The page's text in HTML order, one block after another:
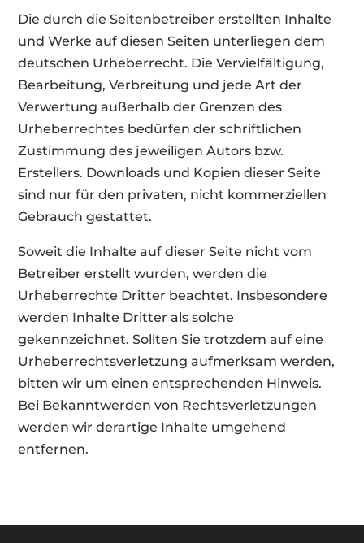
Die durch die Seitenbetreiber erstellten Inhalte
und Werke auf diesen Seiten unterliegen dem
deutschen Urheberrecht. Die Vervielfältigung,
Bearbeitung, Verbreitung und jede Art der
Verwertung außerhalb der Grenzen des
Urheberrechtes bedürfen der schriftlichen
Zustimmung des jeweiligen Autors bzw.
Erstellers. Downloads und Kopien dieser Seite
sind nur für den privaten, nicht kommerziellen
Gebrauch gestattet.
Soweit die Inhalte auf dieser Seite nicht vom
Betreiber erstellt wurden, werden die
Urheberrechte Dritter beachtet. Insbesondere
werden Inhalte Dritter als solche
gekennzeichnet. Sollten Sie trotzdem auf eine
Urheberrechtsverletzung aufmerksam werden,
bitten wir um einen entsprechenden Hinweis.
Bei Bekanntwerden von Rechtsverletzungen
werden wir derartige Inhalte umgehend
entfernen.